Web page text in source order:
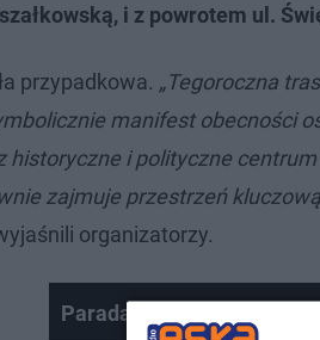
i z powrotem ul.
przypadkowa. „Tegoroczna
manifest obecności
historyczne i polityczne
zajmuje przestrzeń
organizatorzy.
Parada Równości w